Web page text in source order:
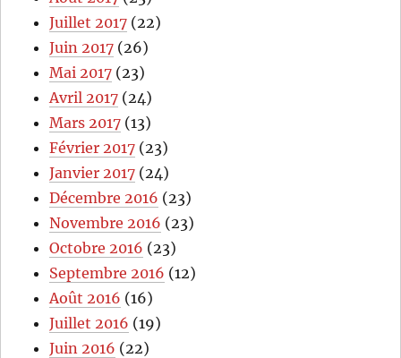
Juillet 2017 (22)
Juin 2017 (26)
Mai 2017 (23)
Avril 2017 (24)
Mars 2017 (13)
Février 2017 (23)
Janvier 2017 (24)
Décembre 2016 (23)
Novembre 2016 (23)
Octobre 2016 (23)
Septembre 2016 (12)
Août 2016 (16)
Juillet 2016 (19)
Juin 2016 (22)